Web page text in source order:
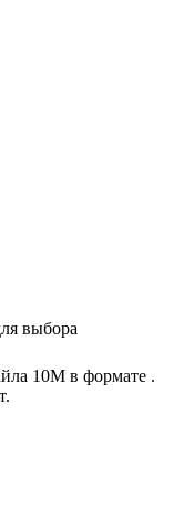
выбора
10M в формате .